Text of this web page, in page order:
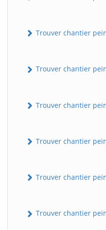
Trouver chantier
Trouver chantier
Trouver chantier
Trouver chantier
Trouver chantier
Trouver chantier